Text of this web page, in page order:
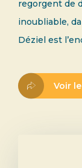
regorgent de
inoubliable,
Déziel est
Voir